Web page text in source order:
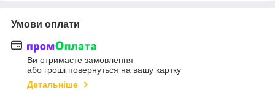
Умови оплати
Ви отримаєте замовлення
або гроші повернуться на вашу картку
Детальніше